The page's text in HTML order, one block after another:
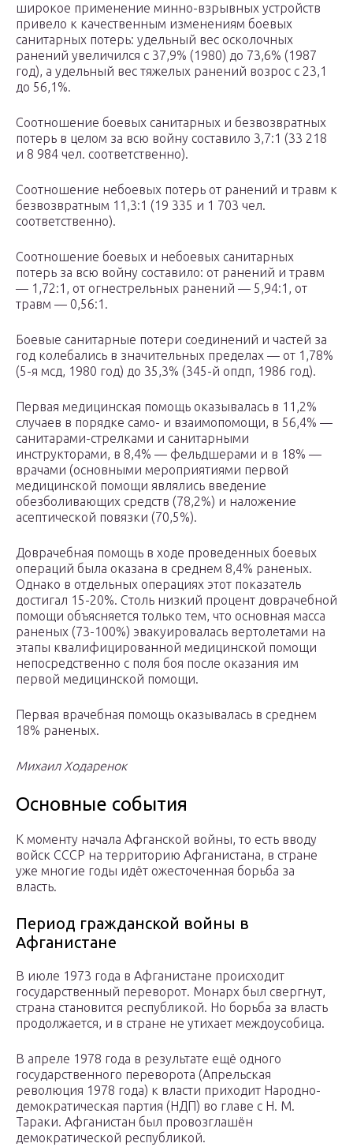
широкое применение минно-взрывных устройств
привело к качественным изменениям боевых
санитарных потерь: удельный вес осколочных
ранений увеличился с 37,9% (1980) до 73,6% (1987
год), а удельный вес тяжелых ранений возрос с 23,1
до 56,1%.
Соотношение боевых санитарных и безвозвратных
потерь в целом за всю войну составило 3,7:1 (33 218
и 8 984 чел. соответственно).
Соотношение небоевых потерь от ранений и травм к
безвозвратным 11,3:1 (19 335 и 1 703 чел.
соответственно).
Соотношение боевых и небоевых санитарных
потерь за всю войну составило: от ранений и травм
— 1,72:1, от огнестрельных ранений — 5,94:1, от
травм — 0,56:1.
Боевые санитарные потери соединений и частей за
год колебались в значительных пределах — от 1,78%
(5-я мсд, 1980 год) до 35,3% (345-й опдп, 1986 год).
Первая медицинская помощь оказывалась в 11,2%
случаев в порядке само- и взаимопомощи, в 56,4% —
санитарами-стрелками и санитарными
инструкторами, в 8,4% — фельдшерами и в 18% —
врачами (основными мероприятиями первой
медицинской помощи являлись введение
обезболивающих средств (78,2%) и наложение
асептической повязки (70,5%).
Доврачебная помощь в ходе проведенных боевых
операций была оказана в среднем 8,4% раненых.
Однако в отдельных операциях этот показатель
достигал 15-20%. Столь низкий процент доврачебной
помощи объясняется только тем, что основная масса
раненых (73-100%) эвакуировалась вертолетами на
этапы квалифицированной медицинской помощи
непосредственно с поля боя после оказания им
первой медицинской помощи.
Первая врачебная помощь оказывалась в среднем
18% раненых.
Михаил Ходаренок
Основные события
К моменту начала Афганской войны, то есть вводу
войск СССР на территорию Афганистана, в стране
уже многие годы идёт ожесточенная борьба за
власть.
Период гражданской войны в
Афганистане
В июле 1973 года в Афганистане происходит
государственный переворот. Монарх был свергнут,
страна становится республикой. Но борьба за власть
продолжается, и в стране не утихает междоусобица.
В апреле 1978 года в результате ещё одного
государственного переворота (Апрельская
революция 1978 года) к власти приходит Народно-
демократическая партия (НДП) во главе с Н. М.
Тараки. Афганистан был провозглашён
демократической республикой.